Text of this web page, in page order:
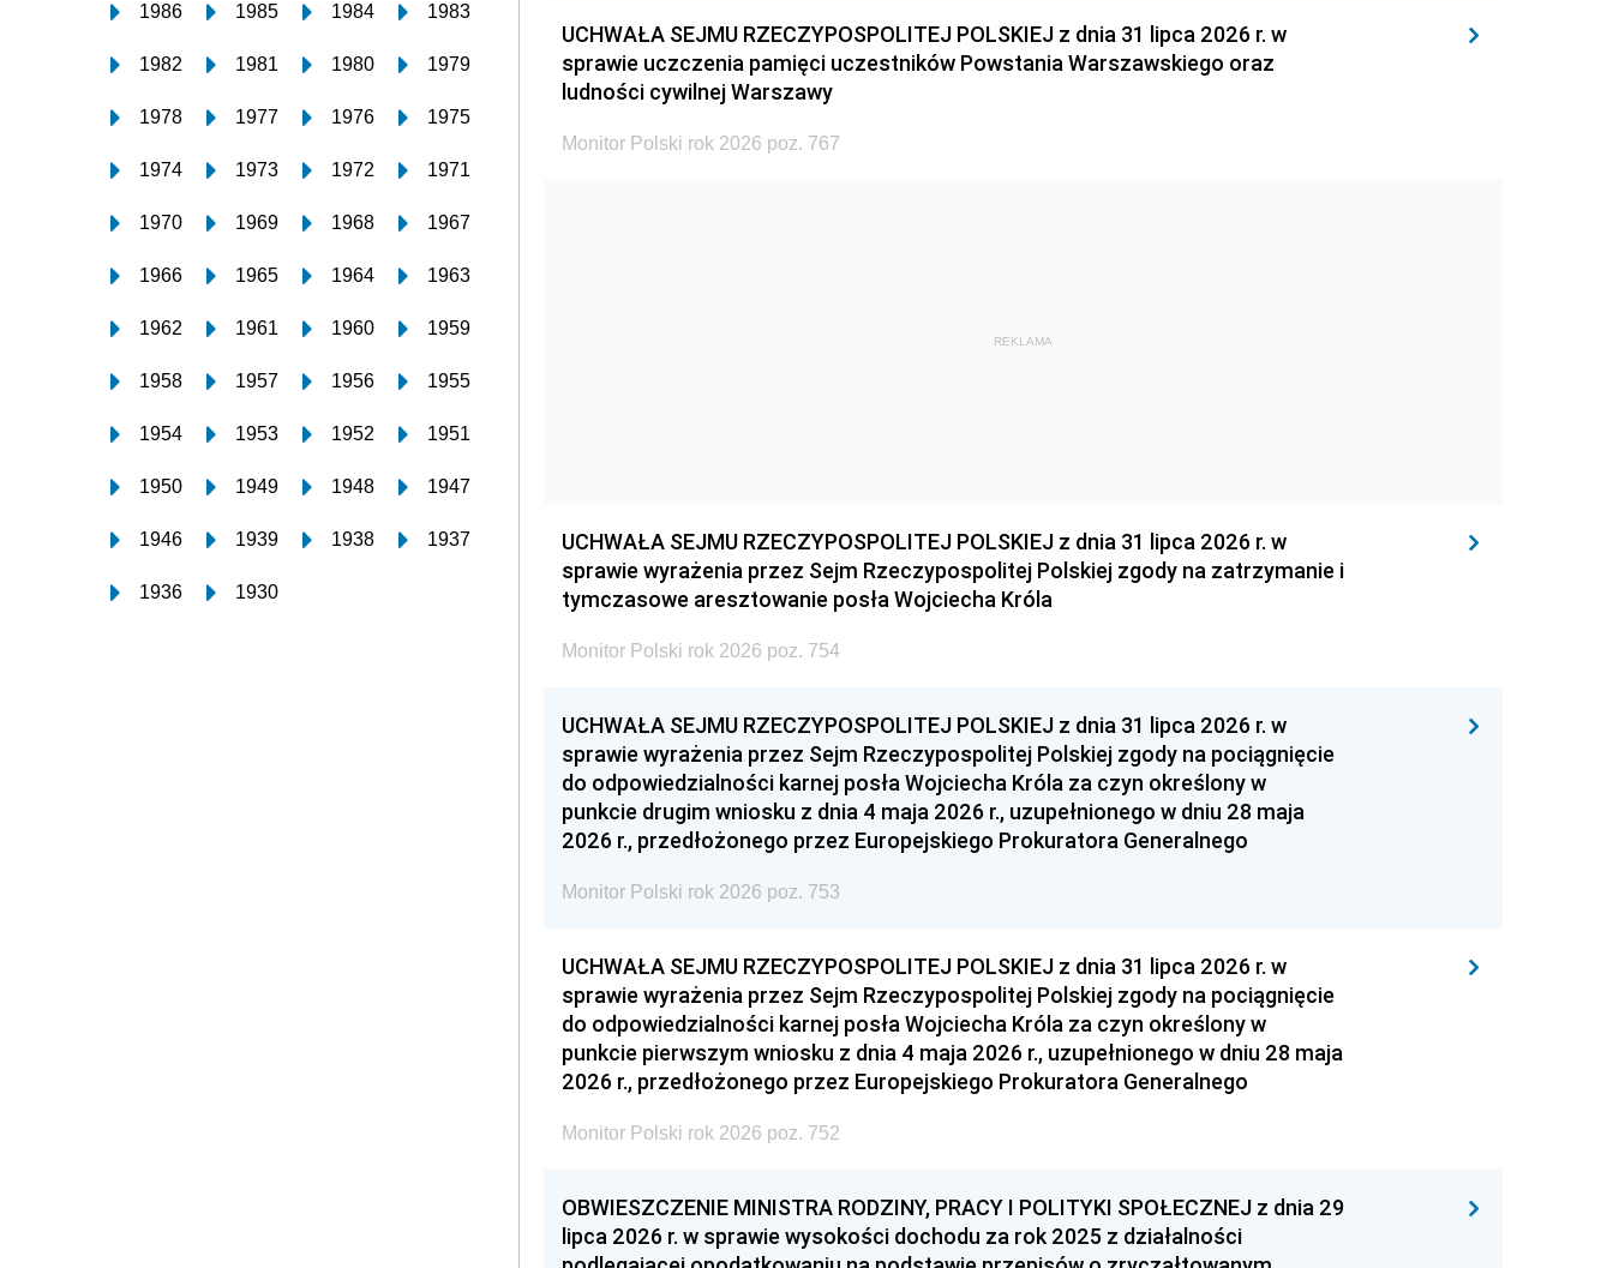
1986 1985 1984 1983
1982 1981 1980 1979
1978 1977 1976 1975
1974 1973 1972 1971
1970 1969 1968 1967
1966 1965 1964 1963
1962 1961 1960 1959
1958 1957 1956 1955
1954 1953 1952 1951
1950 1949 1948 1947
1946 1939 1938 1937
1936 1930
UCHWAŁA SEJMU RZECZYPOSPOLITEJ POLSKIEJ z dnia 31 lipca 2026 r. w
sprawie uczczenia pamięci uczestników Powstania Warszawskiego oraz
ludności cywilnej Warszawy
Monitor Polski rok 2026 poz. 767
REKLAMA
UCHWAŁA SEJMU RZECZYPOSPOLITEJ POLSKIEJ z dnia 31 lipca 2026 r. w
sprawie wyrażenia przez Sejm Rzeczypospolitej Polskiej zgody na zatrzymanie i
tymczasowe aresztowanie posła Wojciecha Króla
Monitor Polski rok 2026 poz. 754
UCHWAŁA SEJMU RZECZYPOSPOLITEJ POLSKIEJ z dnia 31 lipca 2026 r. w
sprawie wyrażenia przez Sejm Rzeczypospolitej Polskiej zgody na pociągnięcie
do odpowiedzialności karnej posła Wojciecha Króla za czyn określony w
punkcie drugim wniosku z dnia 4 maja 2026 r., uzupełnionego w dniu 28 maja
2026 r., przedłożonego przez Europejskiego Prokuratora Generalnego
Monitor Polski rok 2026 poz. 753
UCHWAŁA SEJMU RZECZYPOSPOLITEJ POLSKIEJ z dnia 31 lipca 2026 r. w
sprawie wyrażenia przez Sejm Rzeczypospolitej Polskiej zgody na pociągnięcie
do odpowiedzialności karnej posła Wojciecha Króla za czyn określony w
punkcie pierwszym wniosku z dnia 4 maja 2026 r., uzupełnionego w dniu 28 maja
2026 r., przedłożonego przez Europejskiego Prokuratora Generalnego
Monitor Polski rok 2026 poz. 752
OBWIESZCZENIE MINISTRA RODZINY, PRACY I POLITYKI SPOŁECZNEJ z dnia 29
lipca 2026 r. w sprawie wysokości dochodu za rok 2025 z działalności